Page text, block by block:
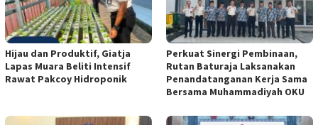
Hijau dan Produktif, Giatja
Lapas Muara Beliti Intensif
Rawat Pakcoy Hidroponik
Perkuat Sinergi Pembinaan,
Rutan Baturaja Laksanakan
Penandatanganan Kerja Sama
Bersama Muhammadiyah OKU